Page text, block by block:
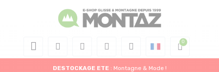
DESTOCKAGE ETE : Montagne & Mode !